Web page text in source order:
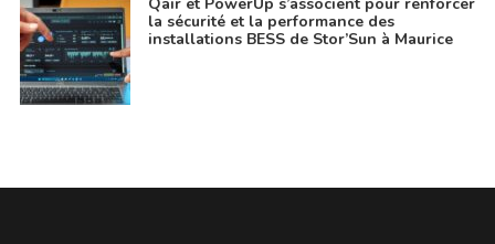
la sécurité et la performance des
installations BESS de Stor’Sun à Maurice